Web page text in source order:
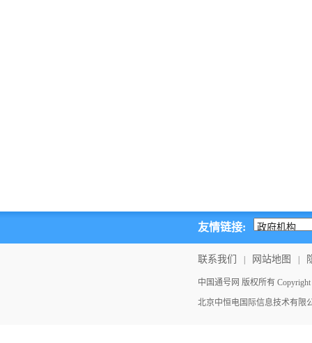
友情链接:
联系我们 网站地图
中国通号网 版权所有
北京中恒电国际信息技术有限